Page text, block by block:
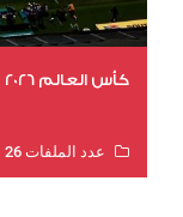
كأس العالم 2026
عدد الملفات 26